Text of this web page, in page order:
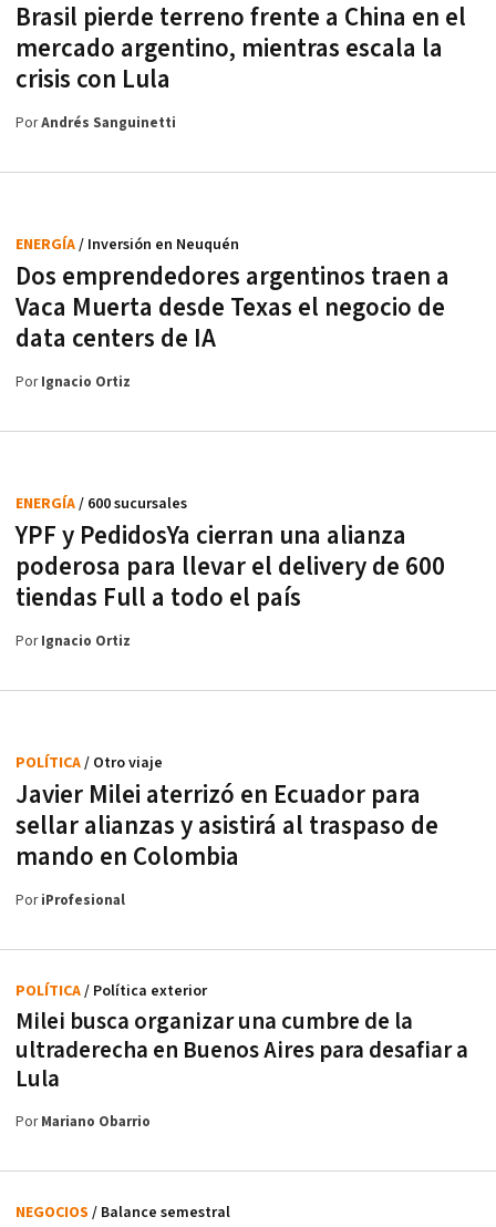
Brasil pierde terreno frente a China en el
mercado argentino, mientras escala la
crisis con Lula
PorAndrés Sanguinetti
Dos emprendedores argentinos traen a
Vaca Muerta desde Texas el negocio de
data centers de IA
ENERGÍA/ Inversión en Neuquén
PorIgnacio Ortiz
YPF y PedidosYa cierran una alianza
poderosa para llevar el delivery de 600
tiendas Full a todo el país
ENERGÍA/ 600 sucursales
PorIgnacio Ortiz
Javier Milei aterrizó en Ecuador para
sellar alianzas y asistirá al traspaso de
mando en Colombia
POLÍTICA/ Otro viaje
PoriProfesional
Milei busca organizar una cumbre de la
ultraderecha en Buenos Aires para desafiar a
Lula
POLÍTICA/ Política exterior
PorMariano Obarrio
NEGOCIOS / Balance semestral